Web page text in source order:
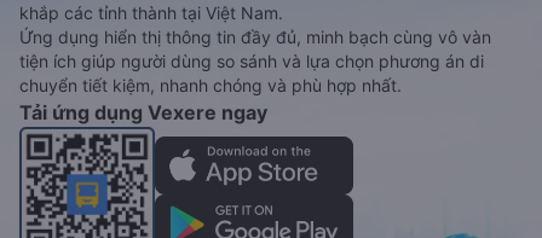
khắp các tỉnh thành tại Việt Nam.
Ứng dụng hiển thị thông tin đầy đủ, minh bạch cùng vô vàn
tiện ích giúp người dùng so sánh và lựa chọn phương án di
chuyển tiết kiệm, nhanh chóng và phù hợp nhất.
Tải ứng dụng Vexere ngay